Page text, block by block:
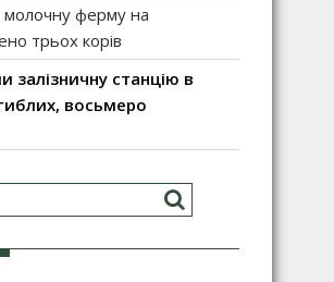
молочну ферму на
трьох корів
залізничну станцію в
восьмеро